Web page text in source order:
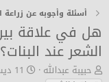
أسئلة وأجوبه عن زراعة
هل في علاقة
الشعر عند البنات؟
بحبيبة عبدالله ت11 ديسمبر 2025